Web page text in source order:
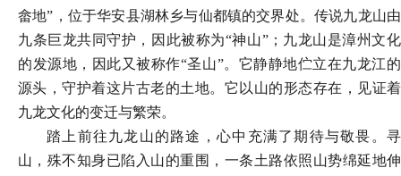
畲地”，位于华安县湖林乡与仙都镇的交界处。传说九龙山由
九条巨龙共同守护，因此被称为“神山”；九龙山是漳州文化
的发源地，因此又被称作“圣山”。它静静地伫立在九龙江的
源头，守护着这片古老的土地。它以山的形态存在，见证着
九龙文化的变迁与繁荣。
踏上前往九龙山的路途，心中充满了期待与敬畏。寻
山，殊不知身已陷入山的重围，一条土路依照山势绵延地伸